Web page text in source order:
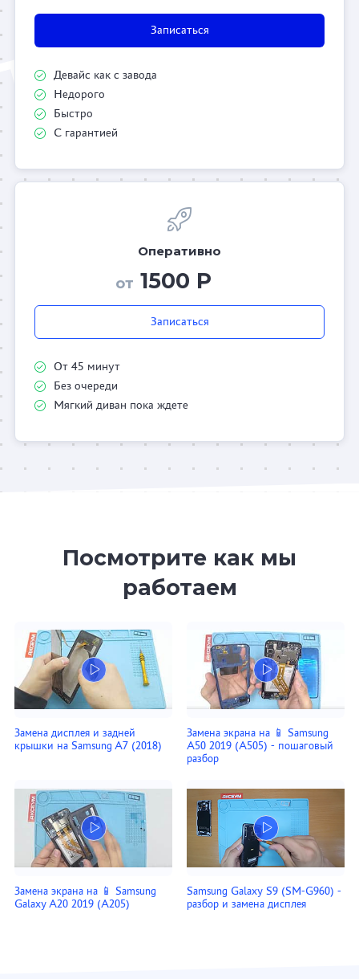
Записаться
Девайс как с завода
Недорого
Быстро
С гарантией
Оперативно
от 1500 Р
Записаться
От 45 минут
Без очереди
Мягкий диван пока ждете
Посмотрите как мы
работаем
Замена дисплея и задней
крышки на Samsung A7 (2018)
Замена экрана на 📱 Samsung
A50 2019 (A505) - пошаговый
разбор
Замена экрана на 📱 Samsung
Galaxy A20 2019 (A205)
Samsung Galaxy S9 (SM-G960) -
разбор и замена дисплея